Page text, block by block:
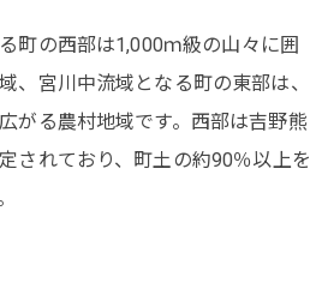
町の西部は1,000ｍ級の山々に囲
、宮川中流域となる町の東部は、
がる農村地域です。西部は吉野熊
されており、町土の約90％以上を